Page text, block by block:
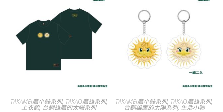
TAKAMEI鷹小妹系列, TAKAO鷹雄系列,
上衣類, 台鋼雄鷹的太陽系列
TAKAMEI鷹小妹系列, TAKAO鷹雄系列,
台鋼雄鷹的太陽系列, 生活小物